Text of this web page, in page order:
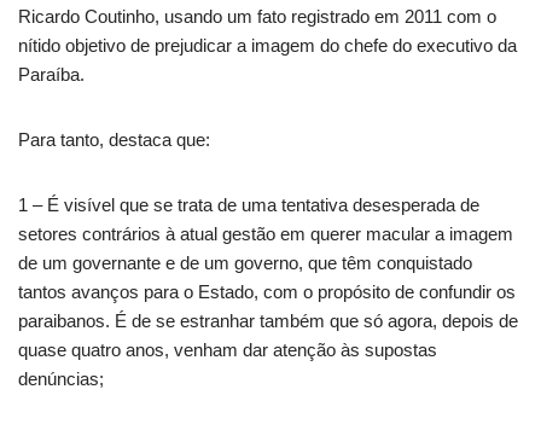
Ricardo Coutinho, usando um fato registrado em 2011 com o
nítido objetivo de prejudicar a imagem do chefe do executivo da
Paraíba.
Para tanto, destaca que:
1 – É visível que se trata de uma tentativa desesperada de
setores contrários à atual gestão em querer macular a imagem
de um governante e de um governo, que têm conquistado
tantos avanços para o Estado, com o propósito de confundir os
paraibanos. É de se estranhar também que só agora, depois de
quase quatro anos, venham dar atenção às supostas
denúncias;